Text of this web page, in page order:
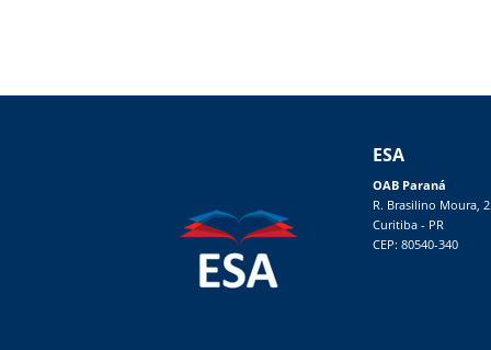
ESA
OAB Paraná
R. Brasilino Moura,
Curitiba - PR
CEP: 80540-340